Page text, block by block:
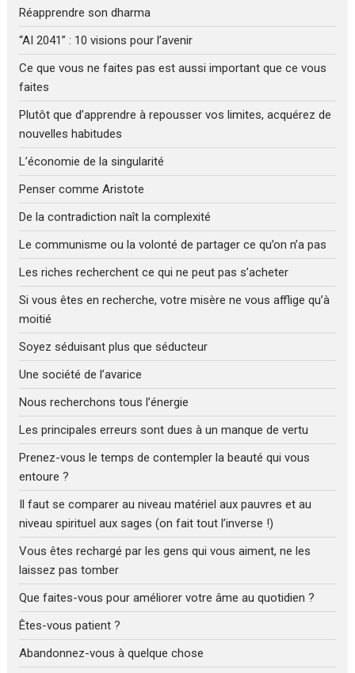
Réapprendre son dharma
“AI 2041” : 10 visions pour l’avenir
Ce que vous ne faites pas est aussi important que ce vous
faites
Plutôt que d’apprendre à repousser vos limites, acquérez de
nouvelles habitudes
L’économie de la singularité
Penser comme Aristote
De la contradiction naît la complexité
Le communisme ou la volonté de partager ce qu’on n’a pas
Les riches recherchent ce qui ne peut pas s’acheter
Si vous êtes en recherche, votre misère ne vous afflige qu’à
moitié
Soyez séduisant plus que séducteur
Une société de l’avarice
Nous recherchons tous l’énergie
Les principales erreurs sont dues à un manque de vertu
Prenez-vous le temps de contempler la beauté qui vous
entoure ?
Il faut se comparer au niveau matériel aux pauvres et au
niveau spirituel aux sages (on fait tout l’inverse !)
Vous êtes rechargé par les gens qui vous aiment, ne les
laissez pas tomber
Que faites-vous pour améliorer votre âme au quotidien ?
Êtes-vous patient ?
Abandonnez-vous à quelque chose